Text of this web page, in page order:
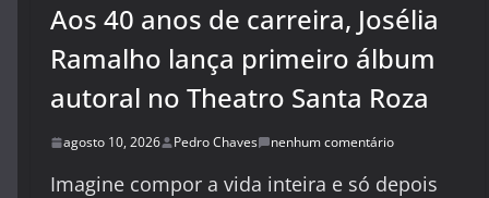
Aos 40 anos de carreira, Josélia
Ramalho lança primeiro álbum
autoral no Theatro Santa Roza
agosto 10, 2026 Pedro Chaves nenhum comentário
Imagine compor a vida inteira e só depois